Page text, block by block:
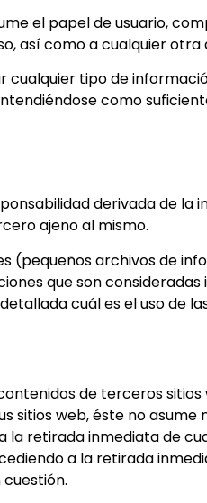
el papel de usuario,
así como a cualquier
tipo de
como
derivada de
ajeno al mismo.
(pequeños archivos de
que son
cuál es el uso de
de terceros
sitios web, éste no
retirada inmediata de
a la retirada